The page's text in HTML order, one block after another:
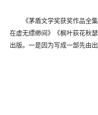
《茅盾文学奖获奖作品全集
在虚无缥缈间》《枫叶荻花秋
出版。一是因为写成一部先由